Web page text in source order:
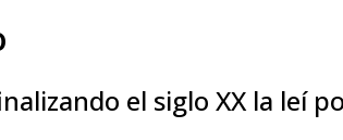
el siglo XX la leí